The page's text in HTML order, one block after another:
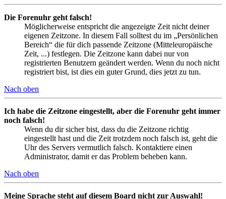
Die Forenuhr geht falsch!
Möglicherweise entspricht die angezeigte Zeit nicht deiner
eigenen Zeitzone. In diesem Fall solltest du im „Persönlichen
Bereich“ die für dich passende Zeitzone (Mitteleuropäische
Zeit, ...) festlegen. Die Zeitzone kann dabei nur von
registrierten Benutzern geändert werden. Wenn du noch nicht
registriert bist, ist dies ein guter Grund, dies jetzt zu tun.
Nach oben
Ich habe die Zeitzone eingestellt, aber die Forenuhr geht immer
noch falsch!
Wenn du dir sicher bist, dass du die Zeitzone richtig
eingestellt hast und die Zeit trotzdem noch falsch ist, geht die
Uhr des Servers vermutlich falsch. Kontaktiere einen
Administrator, damit er das Problem beheben kann.
Nach oben
Meine Sprache steht auf diesem Board nicht zur Auswahl!